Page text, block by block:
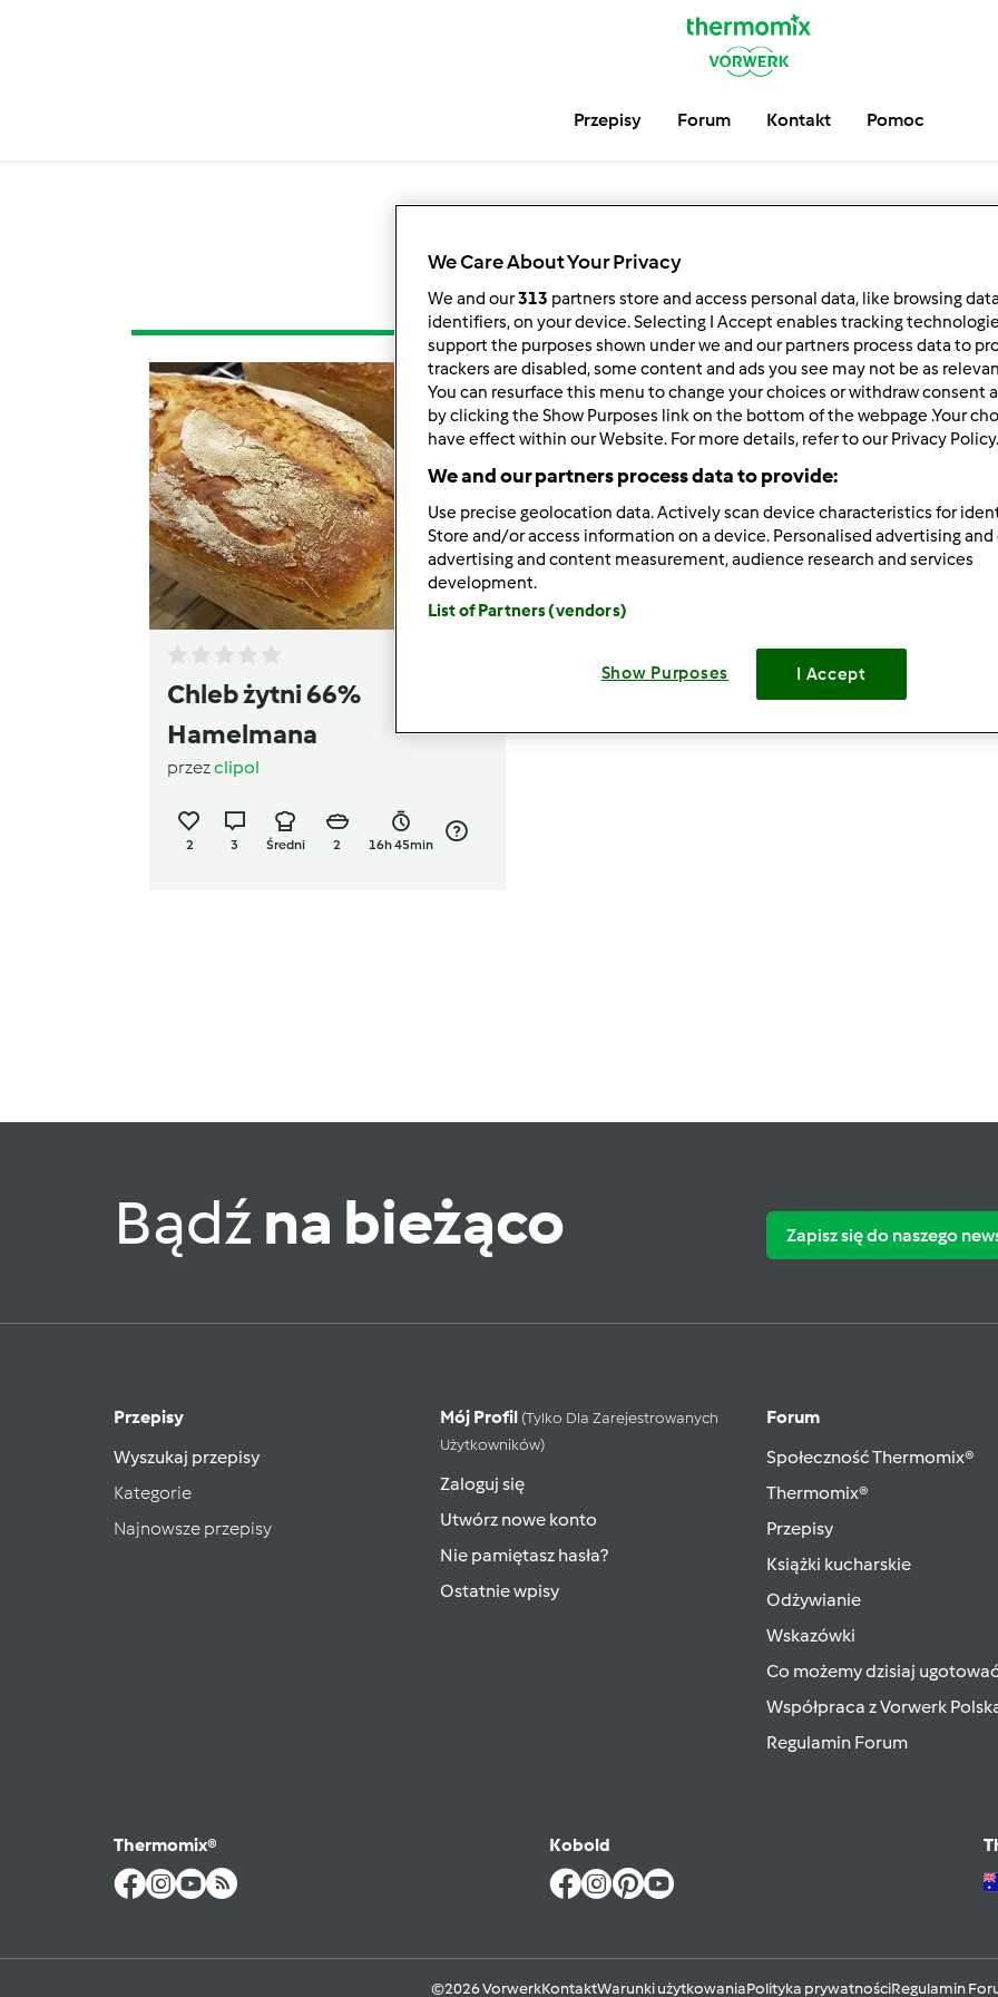
Przepisy Forum Kontakt Pomoc
Chleb żytni 66%
Hamelmana
przezclipol
2 3 Średni 2 16h 45min
Bądź na bieżąco Zapisz się do naszego
Przepisy
Wyszukaj przepisy
Kategorie
Najnowsze przepisy
Mój Profil (tylko Dla Zarejestrowanych
Użytkowników)
Zaloguj się
Utwórz nowe konto
Nie pamiętasz hasła?
Ostatnie wpisy
Forum
Społeczność Thermomix®
Thermomix®
Przepisy
Książki kucharskie
Odżywianie
Wskazówki
Co możemy dzisiaj
Współpraca z Vorwerk
Regulamin Forum
Thermomix® Kobold
©2026 VorwerkKontaktWarunki użytkowaniaPolityka prywatnościRegulamin
We Care About Your Privacy
We and our313 partners store and access personal data, like browsing
identifiers, on your device. Selecting I Accept enables tracking
support the purposes shown under we and our partners process data to
trackers are disabled, some content and ads you see may not be as
You can resurface this menu to change your choices or withdraw consent
by clicking the Show Purposes link on the bottom of the webpage .Your
have effect within our Website. For more details, refer to our Privacy Policy.
We and our partners process data to provide:
Use precise geolocation data. Actively scan device characteristics for
Store and/or access information on a device. Personalised advertising
advertising and content measurement, audience research and services
development.
List of Partners (vendors)
Show Purposes I Accept